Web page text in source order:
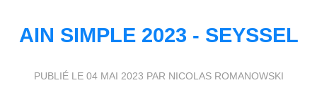
AIN SIMPLE 2023 - SEYSSEL
PUBLIÉ LE 04 MAI 2023 PAR NICOLAS ROMANOWSKI